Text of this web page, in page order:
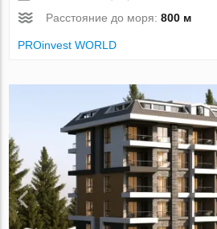
Расстояние до моря:800 м
PROinvest WORLD